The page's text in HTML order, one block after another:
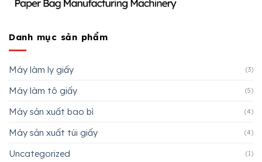
Danh mục sản phẩm
Máy làm ly giấy (3)
Máy làm tô giấy (5)
Máy sản xuất bao bì (4)
Máy sản xuất túi giấy (4)
Uncategorized (1)